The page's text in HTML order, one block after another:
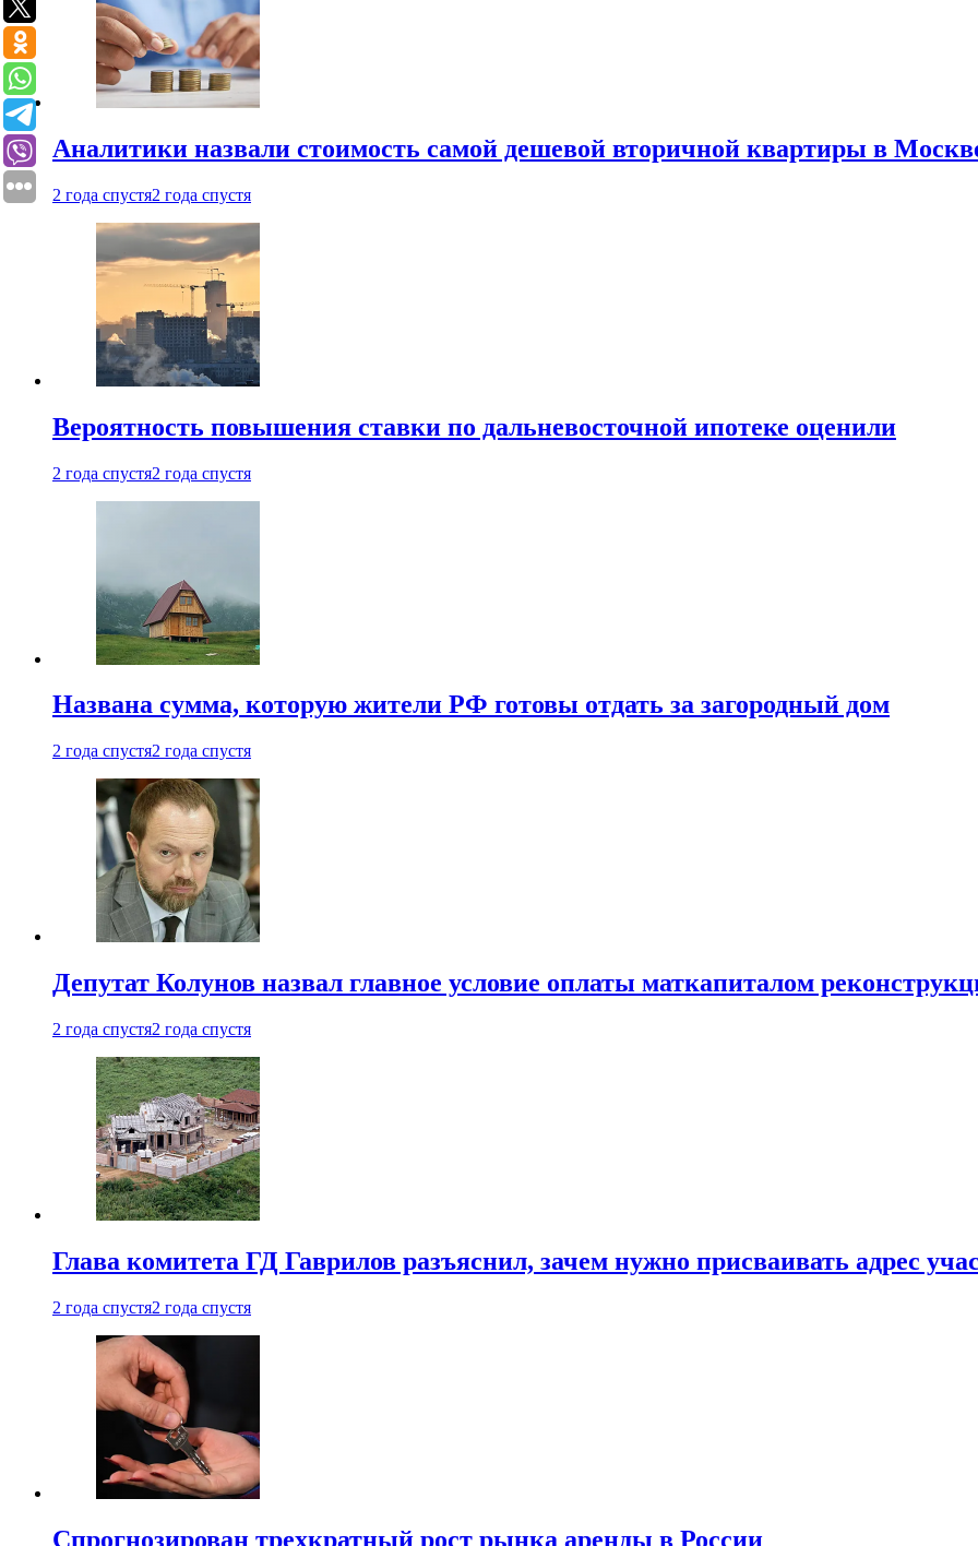
Аналитики назвали стоимость самой дешевой вторичной квартиры в
2 года спустя2 года спустя
Вероятность повышения ставки по дальневосточной ипотеке оценили
2 года спустя2 года спустя
Названа сумма, которую жители РФ готовы отдать за загородный дом
2 года спустя2 года спустя
Депутат Колунов назвал главное условие оплаты маткапиталом
2 года спустя2 года спустя
Глава комитета ГД Гаврилов разъяснил, зачем нужно присваивать адрес
2 года спустя2 года спустя
Спрогнозирован трехкратный рост рынка аренды в России